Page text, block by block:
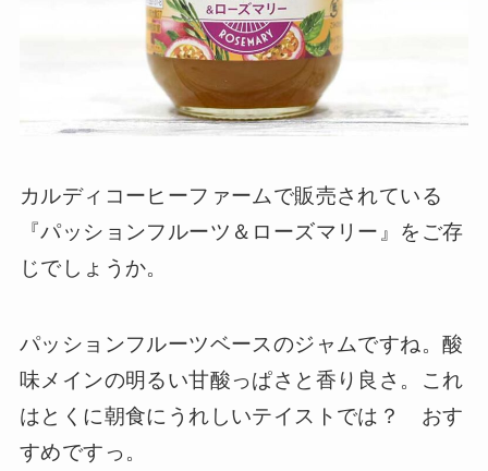
カルディコーヒーファームで販売されている
『パッションフルーツ＆ローズマリー』をご存
じでしょうか。
パッションフルーツベースのジャムですね。酸
味メインの明るい甘酸っぱさと香り良さ。これ
はとくに朝食にうれしいテイストでは？ おす
すめですっ。